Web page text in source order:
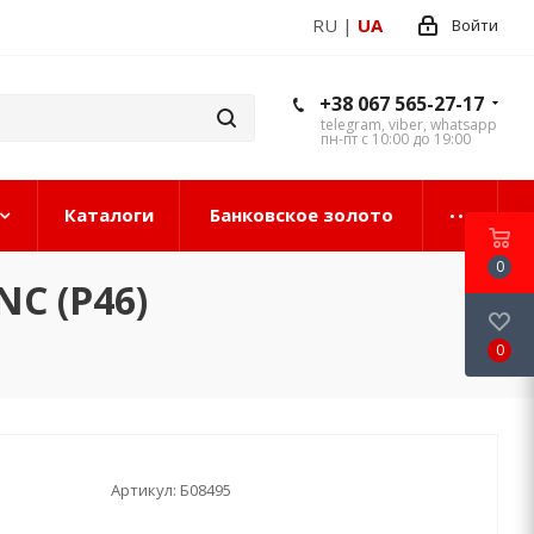
Войти
RU | UA
+38 067 565-27-17
telegram, viber, whatsapp
пн-пт с 10:00 до 19:00
Каталоги Банковское золото
(P46)
Артикул: Б08495
0
0